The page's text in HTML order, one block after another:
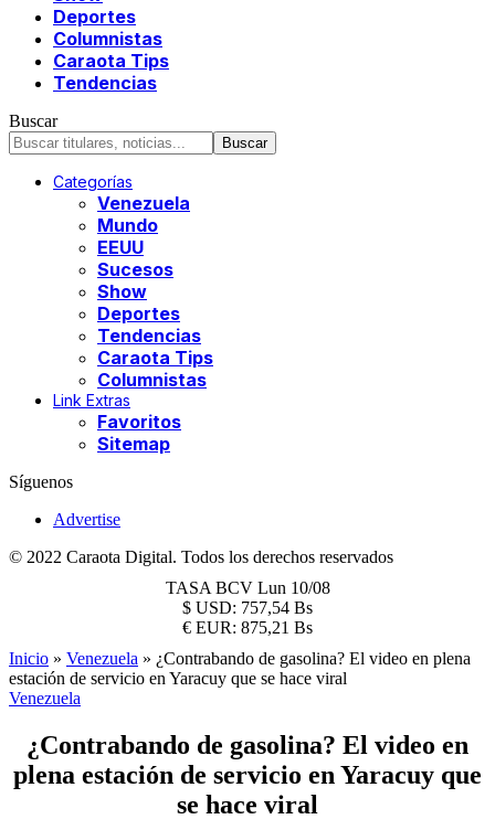
Deportes
Columnistas
Caraota Tips
Tendencias
Buscar
Categorías
Venezuela
Mundo
EEUU
Sucesos
Show
Deportes
Tendencias
Caraota Tips
Columnistas
Link Extras
Favoritos
Sitemap
Síguenos
Advertise
© 2022 Caraota Digital. Todos los derechos reservados
TASA BCV Lun 10/08
$ USD: 757,54 Bs
€ EUR: 875,21 Bs
Inicio » Venezuela » ¿Contrabando de gasolina? El video en plena
estación de servicio en Yaracuy que se hace viral
Venezuela
¿Contrabando de gasolina? El video en
plena estación de servicio en Yaracuy que
se hace viral